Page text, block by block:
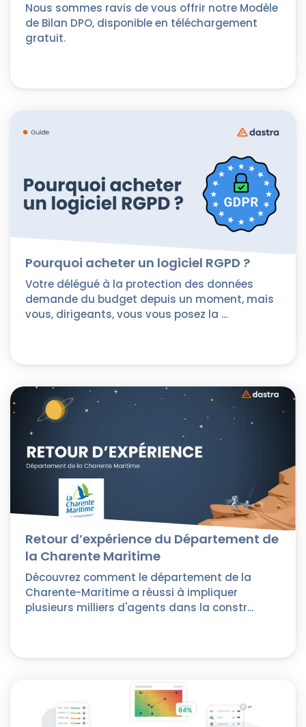
Nous sommes ravis de vous offrir notre Modèle
de Bilan DPO, disponible en téléchargement
gratuit.
Pourquoi acheter un logiciel RGPD ?
Votre délégué à la protection des données
demande du budget depuis un moment, mais
vous, dirigeants, vous vous posez la ...
Retour d’expérience du Département de
la Charente Maritime
Découvrez comment le département de la
Charente-Maritime a réussi à impliquer
plusieurs milliers d'agents dans la constr...